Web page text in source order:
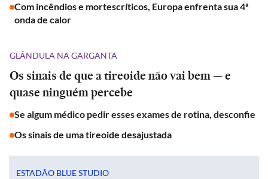
Com incêndios e mortescríticos, Europa enfrenta sua 4ª
onda de calor
GLÂNDULA NA GARGANTA
Os sinais de que a tireoide não vai bem — e
quase ninguém percebe
Se algum médico pedir esses exames de rotina, desconfie
Os sinais de uma tireoide desajustada
ESTADÃO BLUE STUDIO